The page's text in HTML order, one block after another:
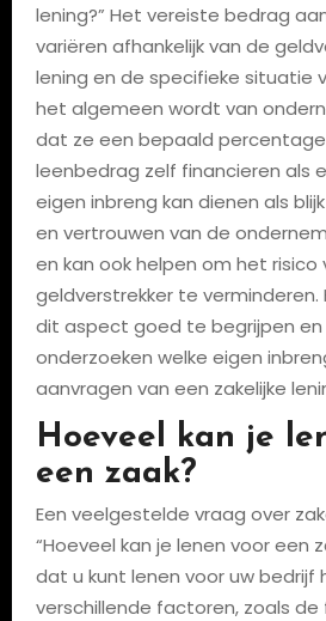
lening?” Het vereiste bedrag
variëren afhankelijk van de
lening en de specifieke situatie
het algemeen wordt van
dat ze een bepaald
leenbedrag zelf financieren als
eigen inbreng kan dienen als
en vertrouwen van de
en kan ook helpen om het risico
geldverstrekker te verminderen.
dit aspect goed te begrijpen
onderzoeken welke eigen
aanvragen van een zakelijke
Hoeveel kan je
een zaak?
Een veelgestelde vraag over
“Hoeveel kan je lenen voor een
dat u kunt lenen voor uw bedrijf
verschillende factoren, zoals de